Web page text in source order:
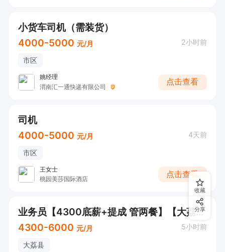
小货车司机（需装货）
4000-5000 元/月 2小时前
市区
姚经理
渭南汇一通快递有限公司
点击查看
司机
4000-5000 元/月 4天前
市区
王女士
桃园美莎国际酒店
点击查看
业务员【4300底薪+提成 管两餐】【大荔县城】
4300-6000 元/月 5小时前
大荔县
收藏
分享